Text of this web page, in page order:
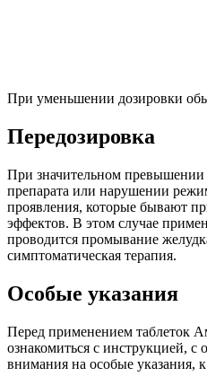
При уменьшении дозировки
Передозировка
При значительном превышении
препарата или нарушении
проявления, которые бывают
эффектов. В этом случае
проводится промывание
симптоматическая терапия.
Особые указания
Перед применением таблеток
ознакомиться с инструкцией, с
внимания на особые указания,